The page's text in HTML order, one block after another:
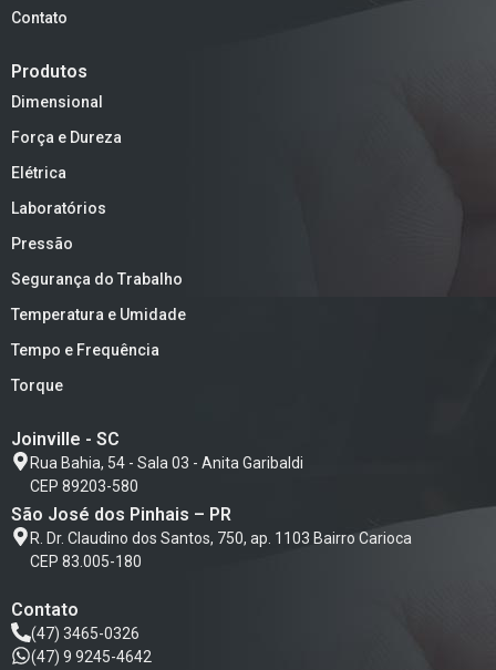
Contato
Produtos
Dimensional
Força e Dureza
Elétrica
Laboratórios
Pressão
Segurança do Trabalho
Temperatura e Umidade
Tempo e Frequência
Torque
Joinville - SC
Rua Bahia, 54 - Sala 03 - Anita Garibaldi
CEP 89203-580
São José dos Pinhais – PR
R. Dr. Claudino dos Santos, 750, ap. 1103 Bairro Carioca
CEP 83.005-180
Contato
(47) 3465-0326
(47) 9 9245-4642